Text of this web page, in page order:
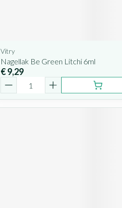
Vitry
Nagellak Be Green Litchi 6ml
€ 9,29